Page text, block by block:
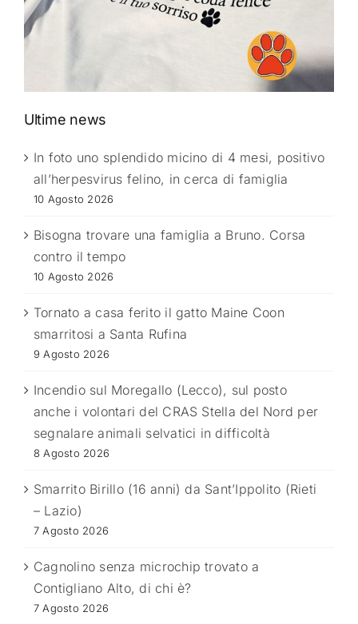
Ultime news
In foto uno splendido micino di 4 mesi, positivo
all’herpesvirus felino, in cerca di famiglia
10 Agosto 2026
Bisogna trovare una famiglia a Bruno. Corsa
contro il tempo
10 Agosto 2026
Tornato a casa ferito il gatto Maine Coon
smarritosi a Santa Rufina
9 Agosto 2026
Incendio sul Moregallo (Lecco), sul posto
anche i volontari del CRAS Stella del Nord per
segnalare animali selvatici in difficoltà
8 Agosto 2026
Smarrito Birillo (16 anni) da Sant’Ippolito (Rieti
– Lazio)
7 Agosto 2026
Cagnolino senza microchip trovato a
Contigliano Alto, di chi è?
7 Agosto 2026